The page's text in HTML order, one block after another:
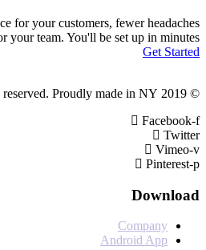
for your customers, fewer
for your team. You'll be set up in
Android